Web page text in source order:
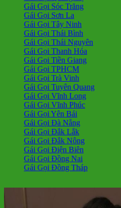
Gái Gọi Sóc Trăng
Gái Gọi Sơn La
Gái Gọi Tây Ninh
Gái Gọi Thái Bình
Gái Gọi Thái Nguyên
Gái Gọi Thanh Hóa
Gái Gọi Tiền Giang
Gái Gọi TPHCM
Gái Gọi Trà Vinh
Gái Gọi Tuyên Quang
Gái Gọi Vĩnh Long
Gái Gọi Vĩnh Phúc
Gái Gọi Yên Bái
Gái Gọi Đà Nẵng
Gái Gọi Đắk Lắk
Gái Gọi Đắk Nông
Gái Gọi Điện Biên
Gái Gọi Đồng Nai
Gái Gọi Đồng Tháp